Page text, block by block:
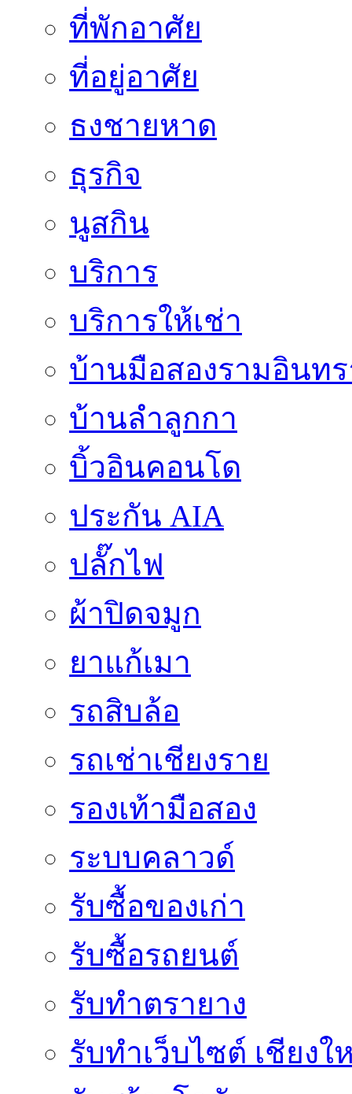
ที่พักอาศัย
ที่อยู่อาศัย
ธงชายหาด
ธุรกิจ
นูสกิน
บริการ
บริการให้เช่า
บ้านมือสองรามอินท
บ้านลำลูกกา
บิ้วอินคอนโด
ประกัน AIA
ปลั๊กไฟ
ผ้าปิดจมูก
ยาแก้เมา
รถสิบล้อ
รถเช่าเชียงราย
รองเท้ามือสอง
ระบบคลาวด์
รับซื้อของเก่า
รับซื้อรถยนต์
รับทำตรายาง
รับทำเว็บไซต์ เชียงใ